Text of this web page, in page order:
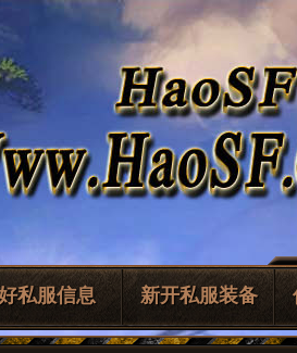
私服信息 新开私服装备